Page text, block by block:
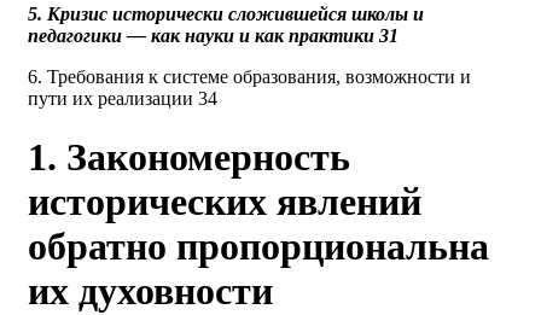
5. Кризис исторически сложившейся школы и
педагогики — как науки и как практики 31
6. Требования к системе образования, возможности и
пути их реализации 34
1. Закономерность
исторических явлений
обратно пропорциональна
их духовности